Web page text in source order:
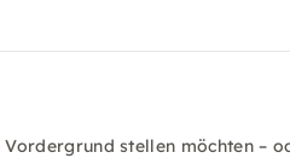
stellen möchten –